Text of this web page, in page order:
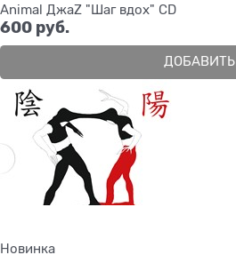
Animal ДжаZ "Шаг вдох" CD
600 руб.
ДОБАВИТЬ
Новинка